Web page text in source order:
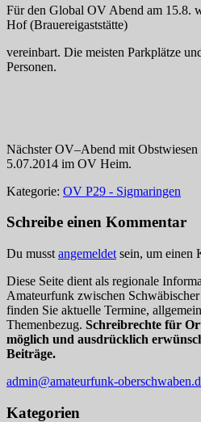
Für den Global OV Abend am 15.8.
Hof (Brauereigaststätte)
vereinbart. Die meisten Parkplätze
Personen.
Nächster OV–Abend mit
5.07.2014 im OV Heim.
Kategorie: OV P29 - Sigmaringen
Schreibe einen Kommentar
Du musst angemeldet sein, um einen
Diese Seite dient als regionale
Amateurfunk zwischen
finden Sie aktuelle Termine,
Themenbezug. Schreibrechte für
möglich und ausdrücklich
Beiträge.
admin@amateurfunk-
Kategorien